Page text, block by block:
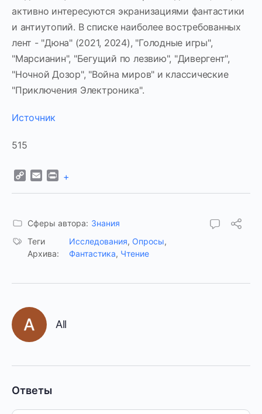
активно интересуются экранизациями фантастики
и антиутопий. В списке наиболее востребованных
лент - "Дюна" (2021, 2024), "Голодные игры",
"Марсианин", "Бегущий по лезвию", "Дивергент",
"Ночной Дозор", "Война миров" и классические
"Приключения Электроника".
Источник
515
CopyEmailPrint
+
Сферы автора: Знания
Теги
Архива:
Исследования, Опросы,
Фантастика, Чтение
All
Ответы